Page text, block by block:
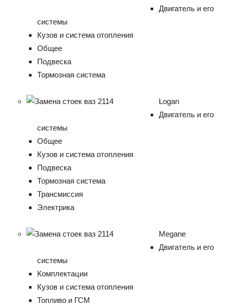
Двигатель и его
системы
Кузов и система отопления
Общее
Подвеска
Тормозная система
Logan
Двигатель и его
системы
Общее
Кузов и система отопления
Подвеска
Тормозная система
Трансмиссия
Электрика
Megane
Двигатель и его
системы
Комплектации
Кузов и система отопления
Топливо и ГСМ